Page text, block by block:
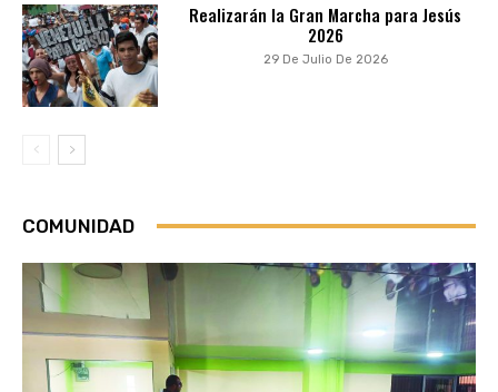
Realizarán la Gran Marcha para Jesús
2026
29 De Julio De 2026
COMUNIDAD